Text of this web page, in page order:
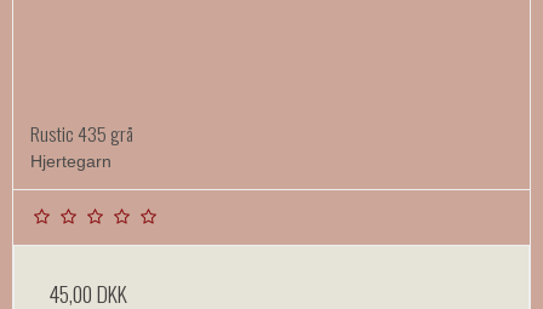
Rustic 435 grå
Hjertegarn
45,00 DKK